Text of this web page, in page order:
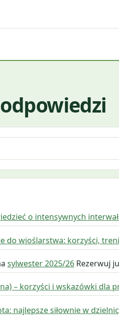
o intensywnych
do wioślarstwa: korzyści,
sylwester 2025/26 Rezerwuj
– korzyści i wskazówki dla
najlepsze siłownie w